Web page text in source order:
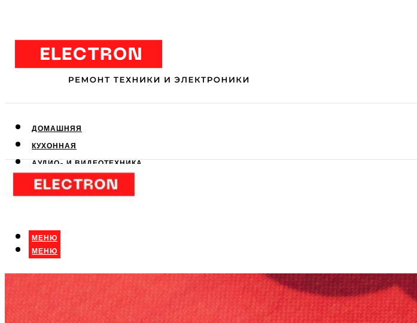
ДОМАШНЯЯ
КУХОННАЯ
АУДИО- И ВИДЕОТЕХНИКА
КЛИМАТИЧЕСКАЯ
ДЛЯ КРАСОТЫ
МЕНЮ
МЕНЮ